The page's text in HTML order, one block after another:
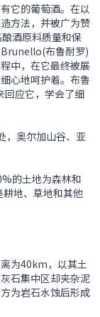
它的葡萄酒。在以
方法，并被广为赞
酒原料质量和保
布鲁耐罗)
中，在它最终被展
心地呵护着。布鲁
回应它，学会了细
，奥尔加山谷、亚
的土地为森林和
地、草地和其他
为40km，以其土
石集中区却夹杂泥
为岩石水蚀后形成